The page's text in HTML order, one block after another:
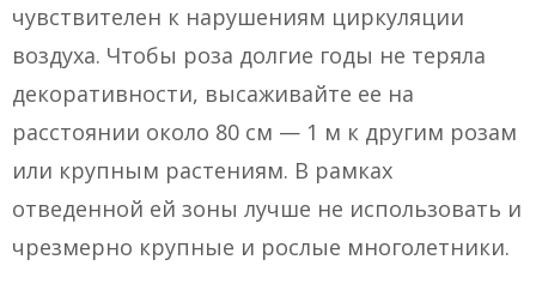
чувствителен к нарушениям циркуляции
воздуха. Чтобы роза долгие годы не теряла
декоративности, высаживайте ее на
расстоянии около 80 см — 1 м к другим розам
или крупным растениям. В рамках
отведенной ей зоны лучше не использовать и
чрезмерно крупные и рослые многолетники.